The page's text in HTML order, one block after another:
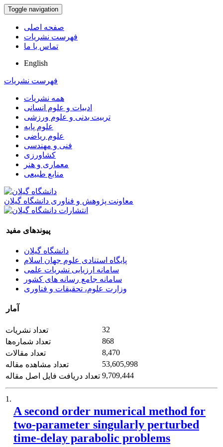
Toggle navigation
صفحه اصلی
فهرست نشریات
تماس با ما
English
فهرست نشریات
همه نشریات
ادبیات و علوم انسانی
تربیت بدنی و علوم ورزشی
علوم پایه
علوم ریاضی
فنی و مهندسی
کشاورزی
معماری و هنر
منابع طبیعی
معاونت پژوهش و فناوری دانشگاه گیلان
پیوندهای مفید
دانشگاه گیلان
پایگاه استنادی علوم جهان اسلام
سامانه ارزیابی نشریات علمی
سامانه جامع رسانه های کشور
وزارت علوم، تحقیقات و فناوری
آمار
تعداد نشریات
32
تعداد شماره‌ها
868
تعداد مقالات
8,470
تعداد مشاهده مقاله
53,605,998
تعداد دریافت فایل اصل مقاله 9,709,444
1.
A second order numerical method for
two-parameter singularly perturbed
time-delay parabolic problems